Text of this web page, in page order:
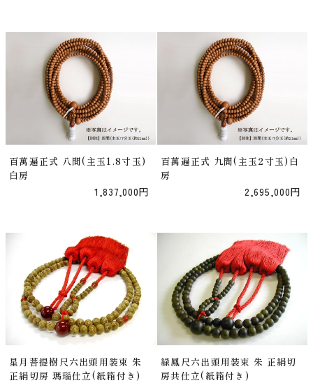
百萬遍正式 八間(主玉1.8寸玉)
白房
1,837,000円
百萬遍正式 九間(主玉2寸玉)白
房
2,695,000円
星月菩提樹尺六出頭用装束 朱
正絹切房 瑪瑙仕立(紙箱付き)
緑鳳尺六出頭用装束 朱 正絹切
房共仕立(紙箱付き)